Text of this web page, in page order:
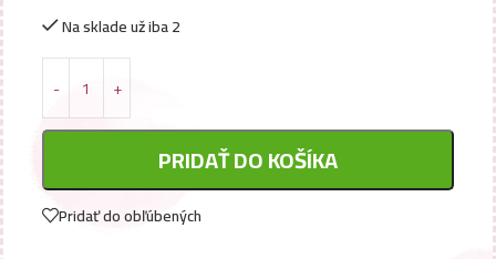
Na sklade už iba 2
PRIDAŤ DO KOŠÍKA
Pridať do obľúbených